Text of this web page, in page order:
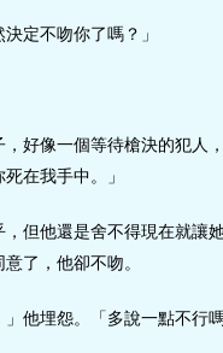
定不吻你了嗎？」
，好像一個等待槍決的犯人
在我手中。」
但他還是舍不得現在就讓
了，他卻不吻。
」他埋怨。「多說一點不行嗎